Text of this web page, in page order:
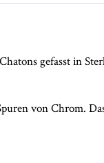
gefasst in
von Chrom.